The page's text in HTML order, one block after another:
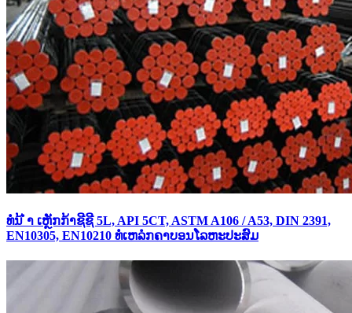
ທໍ່ນ້ ຳ ເຫຼັກກ້າຊີຊີ 5L, API 5CT, ASTM A106 / A53, DIN 2391,
EN10305, EN10210 ທໍ່ເຫລໍກຄາບອນໂລຫະປະສົມ